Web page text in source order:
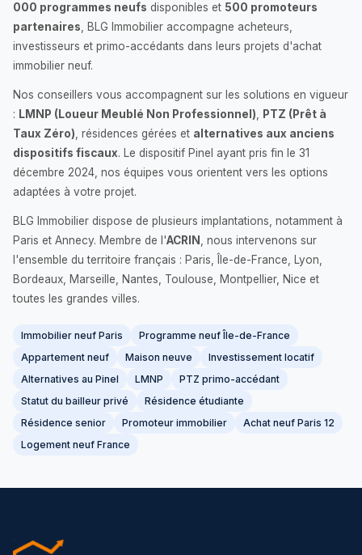
000 programmes neufs disponibles et 500 promoteurs
partenaires , BLG Immobilier accompagne acheteurs,
investisseurs et primo-accédants dans leurs projets d'achat
immobilier neuf.
Nos conseillers vous accompagnent sur les solutions en vigueur
: LMNP (Loueur Meublé Non Professionnel)
PTZ (Prêt à
Taux Zéro) , résidences gérées et alternatives aux anciens
dispositifs fiscaux. Le dispositif Pinel ayant pris fin le 31
décembre 2024, nos équipes vous orientent vers les options
adaptées à votre projet.
BLG Immobilier dispose de plusieurs implantations, notamment à
Paris et Annecy. Membre de l'ACRIN
, nous intervenons sur
l'ensemble du territoire français : Paris, Île-de-France, Lyon,
Bordeaux, Marseille, Nantes, Toulouse, Montpellier, Nice et
toutes les grandes villes.
Immobilier neuf Paris
Programme neuf Île-de-France
Appartement neuf
Maison neuve
Investissement locatif
Alternatives au Pinel
LMNP
PTZ primo-accédant
Statut du bailleur privé
Résidence étudiante
Résidence senior
Promoteur immobilier
Achat neuf Paris 12
Logement neuf France